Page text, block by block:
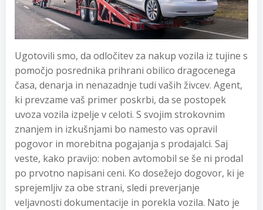
Ugotovili smo, da odločitev za nakup vozila iz tujine s
pomočjo posrednika prihrani obilico dragocenega
časa, denarja in nenazadnje tudi vaših živcev. Agent,
ki prevzame vaš primer poskrbi, da se postopek
uvoza vozila izpelje v celoti. S svojim strokovnim
znanjem in izkušnjami bo namesto vas opravil
pogovor in morebitna pogajanja s prodajalci. Saj
veste, kako pravijo: noben avtomobil se še ni prodal
po prvotno napisani ceni. Ko dosežejo dogovor, ki je
sprejemljiv za obe strani, sledi preverjanje
veljavnosti dokumentacije in porekla vozila. Nato je